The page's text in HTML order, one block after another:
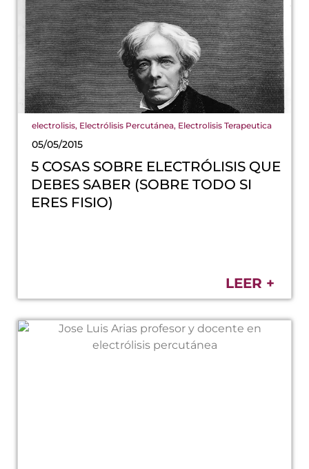
electrolisis, Electrólisis Percutánea, Electrolisis Terapeutica
05/05/2015
5 COSAS SOBRE ELECTRÓLISIS QUE
DEBES SABER (SOBRE TODO SI
ERES FISIO)
LEER +